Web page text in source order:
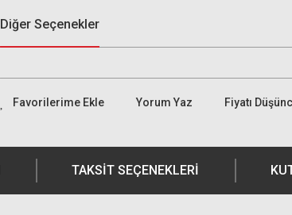
Diğer Seçenekler
Yorum Yaz Fiyatı
TAKSIT SEÇENEKLERI